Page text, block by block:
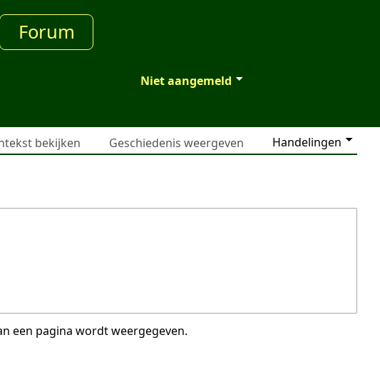
Forum
Niet aangemeld
Handelingen
bekijken Geschiedenis weergeven
een pagina wordt weergegeven.